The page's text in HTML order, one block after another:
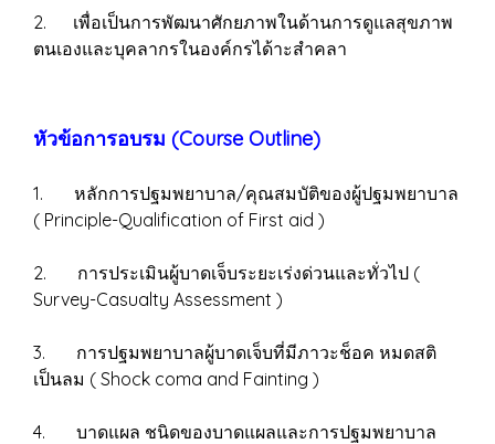
2. เพื่อเป็นการพัฒนาศักยภาพในด้านการดูแลสุขภาพ
ตนเองและบุคลากรในองค์กรได้าะสำคลา
หัวข้อการอบรม (Course Outline)
1. หลักการปฐมพยาบาล/คุณสมบัติของผู้ปฐมพยาบาล
( Principle-Qualification of First aid )
2. การประเมินผู้บาดเจ็บระยะเร่งด่วนและทั่วไป (
Survey-Casualty Assessment )
3. การปฐมพยาบาลผู้บาดเจ็บที่มีภาวะช็อค หมดสติ
เป็นลม ( Shock coma and Fainting )
4. บาดแผล ชนิดของบาดแผลและการปฐมพยาบาล